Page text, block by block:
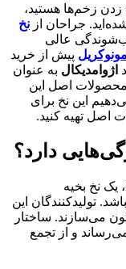
زدن زخم‌ها هستید،
جراحان از نخ
عالی
پیش از خرید
اژوامدیکال به عنوان
محصولات اصل این
این نخ برای
اصل تهیه کنید.
دارد؟
نخ مونوکریل (Monocryl) یا پلی گلیکاپرون 25، یک نخ بخیه
تولیدکنندگان این
می‌سازند. ساختار
و از تجمع